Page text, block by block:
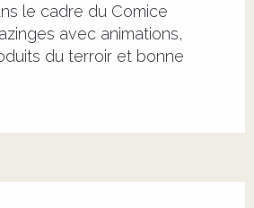
le cadre du Comice
avec animations,
du terroir et bonne